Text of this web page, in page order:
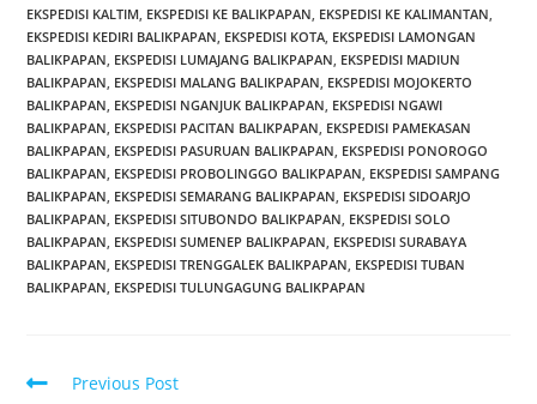
EKSPEDISI KALTIM, EKSPEDISI KE BALIKPAPAN, EKSPEDISI KE KALIMANTAN,
EKSPEDISI KEDIRI BALIKPAPAN, EKSPEDISI KOTA, EKSPEDISI LAMONGAN
BALIKPAPAN, EKSPEDISI LUMAJANG BALIKPAPAN, EKSPEDISI MADIUN
BALIKPAPAN, EKSPEDISI MALANG BALIKPAPAN, EKSPEDISI MOJOKERTO
BALIKPAPAN, EKSPEDISI NGANJUK BALIKPAPAN, EKSPEDISI NGAWI
BALIKPAPAN, EKSPEDISI PACITAN BALIKPAPAN, EKSPEDISI PAMEKASAN
BALIKPAPAN, EKSPEDISI PASURUAN BALIKPAPAN, EKSPEDISI PONOROGO
BALIKPAPAN, EKSPEDISI PROBOLINGGO BALIKPAPAN, EKSPEDISI SAMPANG
BALIKPAPAN, EKSPEDISI SEMARANG BALIKPAPAN, EKSPEDISI SIDOARJO
BALIKPAPAN, EKSPEDISI SITUBONDO BALIKPAPAN, EKSPEDISI SOLO
BALIKPAPAN, EKSPEDISI SUMENEP BALIKPAPAN, EKSPEDISI SURABAYA
BALIKPAPAN, EKSPEDISI TRENGGALEK BALIKPAPAN, EKSPEDISI TUBAN
BALIKPAPAN, EKSPEDISI TULUNGAGUNG BALIKPAPAN
Previous Post